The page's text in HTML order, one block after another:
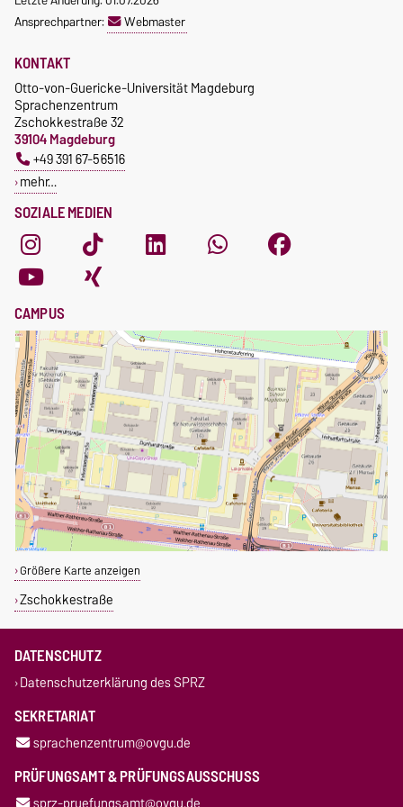
Ansprechpartner:
Webmaster
SOZIALE MEDIEN
KONTAKT
Otto-von-Guericke-Universität Magdeburg
Sprachenzentrum
Zschokkestraße 32
39104 Magdeburg
+49 391 67-56516
mehr…
CAMPUS
Größere Karte anzeigen
Zschokkestraße
DATENSCHUTZ
Datenschutzerklärung des SPRZ
SEKRETARIAT
sprachenzentrum@ovgu.de
PRÜFUNGSAMT & PRÜFUNGSAUSSCHUSS